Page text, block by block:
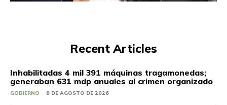
Recent Articles
Inhabilitadas 4 mil 391 máquinas tragamonedas;
generaban 631 mdp anuales al crimen organizado
GOBIERNO 8 DE AGOSTO DE 2026